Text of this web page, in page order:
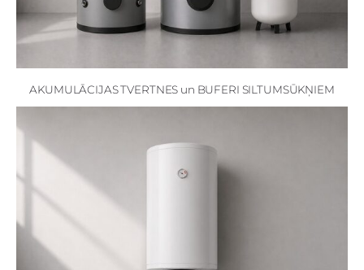
AKUMULĀCIJAS TVERTNES un BUFERI SILTUMSŪKŅIEM